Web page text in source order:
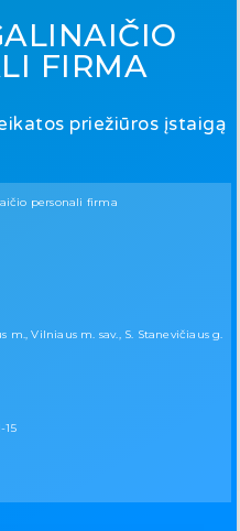
FIRMA
priežiūros įstaigą
personali firma
m., Vilniaus m. sav., S. Stanevičiaus g.
15